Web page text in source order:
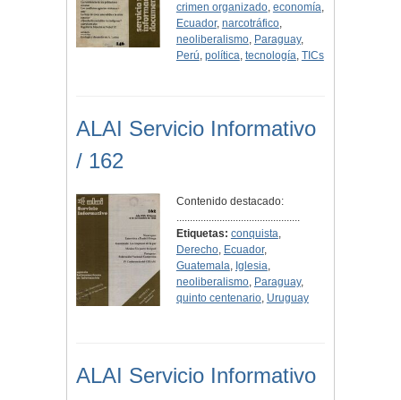
crimen organizado, economía,
Ecuador, narcotráfico,
neoliberalismo, Paraguay,
Perú, política, tecnología, TICs
ALAI Servicio Informativo
/ 162
Contenido destacado:
..............................................
Etiquetas: conquista,
Derecho, Ecuador,
Guatemala, Iglesia,
neoliberalismo, Paraguay,
quinto centenario, Uruguay
ALAI Servicio Informativo